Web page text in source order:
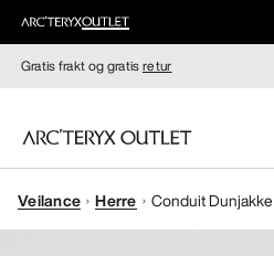
Gratis frakt og gratisretur
DAMER
Veilance Herre Conduit Dunjakke